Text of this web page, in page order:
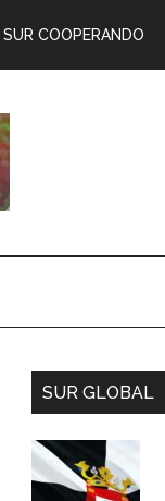
SUR COOPERANDO
SUR GLOBAL